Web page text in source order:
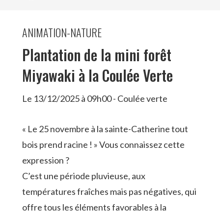
ANIMATION-NATURE
Plantation de la mini forêt
Miyawaki à la Coulée Verte
Le 13/12/2025 à 09h00 - Coulée verte
« Le 25 novembre à la sainte-Catherine tout
bois prend racine ! » Vous connaissez cette
expression ?
C’est une période pluvieuse, aux
températures fraîches mais pas négatives, qui
offre tous les éléments favorables à la